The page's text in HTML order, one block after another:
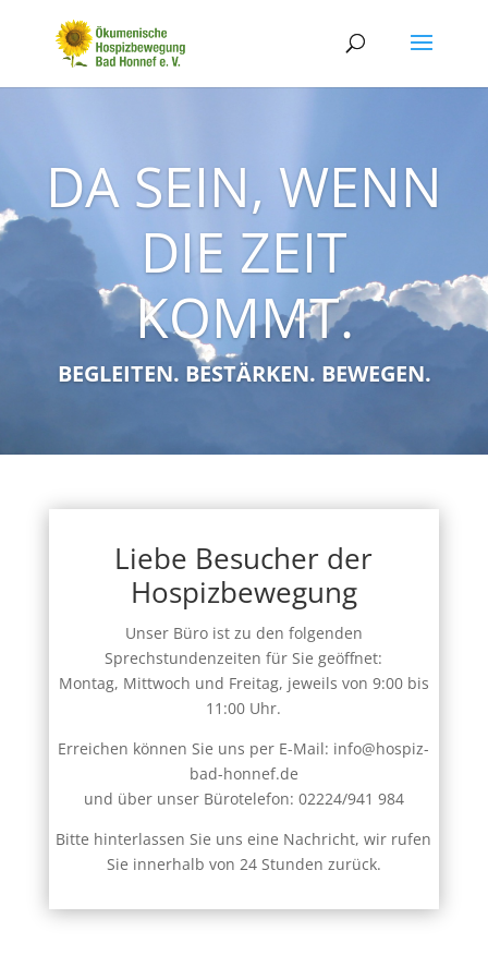
DA SEIN, WENN
DIE ZEIT
KOMMT.
BEGLEITEN. BESTÄRKEN. BEWEGEN.
Liebe Besucher der
Hospizbewegung
Unser Büro ist zu den folgenden
Sprechstundenzeiten für Sie geöffnet:
Montag, Mittwoch und Freitag, jeweils von 9:00 bis
11:00 Uhr.
Erreichen können Sie uns per E-Mail: info@hospiz-
bad-honnef.de
und über unser Bürotelefon: 02224/941 984
Bitte hinterlassen Sie uns eine Nachricht, wir rufen
Sie innerhalb von 24 Stunden zurück.